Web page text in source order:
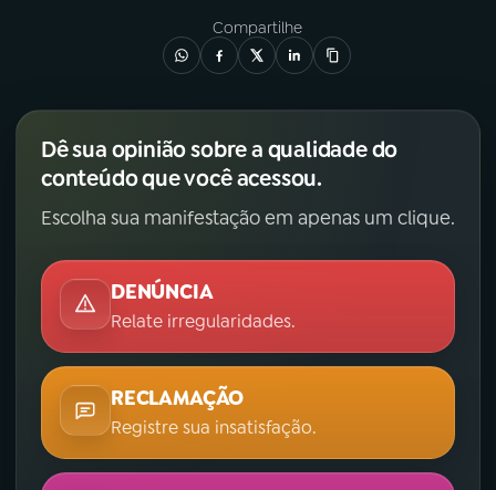
Compartilhe
Dê sua opinião sobre a qualidade do
conteúdo que você acessou.
Escolha sua manifestação em apenas um clique.
DENÚNCIA
Relate irregularidades.
RECLAMAÇÃO
Registre sua insatisfação.